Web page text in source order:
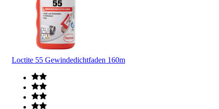
Loctite 55 Gewindedichtfaden 160m